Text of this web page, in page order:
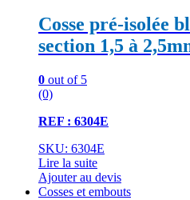
Cosse pré-isolée
section 1,5 à
0 out of 5
(0)
REF : 6304E
SKU: 6304E
Lire la suite
Ajouter au devis
Cosses et embouts